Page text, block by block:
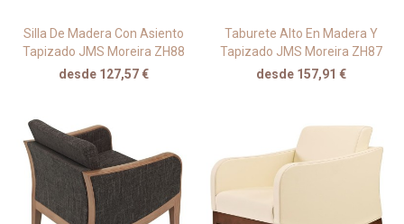
Silla De Madera Con Asiento
Tapizado JMS Moreira ZH88
desde 127,57 €
Taburete Alto En Madera Y
Tapizado JMS Moreira ZH87
desde 157,91 €